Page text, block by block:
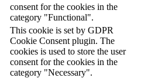
consent for the cookies in the
category "Functional".
This cookie is set by GDPR
Cookie Consent plugin. The
cookies is used to store the user
consent for the cookies in the
category "Necessary".